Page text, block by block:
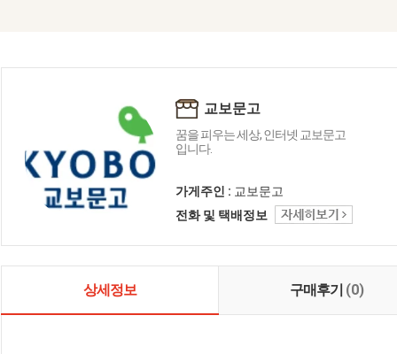
교보문고
꿈을 피우는 세상, 인터넷 교보문고
입니다.
가게주인 : 교보문고
전화 및 택배정보
상세정보 구매후기 (0)